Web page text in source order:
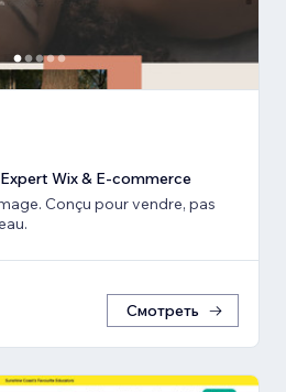
Wix & E-commerce
Conçu pour vendre, pas
Смотреть